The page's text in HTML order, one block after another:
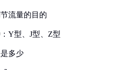
流量的目的
Y型、J型、Z型
多少